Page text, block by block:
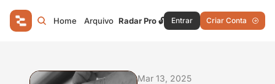
Home Arquivo Radar Pro 🔓 Entrar Criar Conta
Mar 13, 2025